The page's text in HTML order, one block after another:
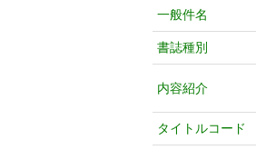
一般件名
書誌種別
内容紹介
タイトルコード